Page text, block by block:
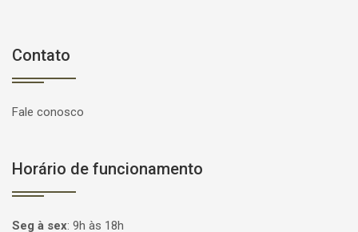
Contato
Fale conosco
Horário de funcionamento
Seg à sex: 9h às 18h